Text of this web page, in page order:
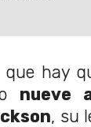
que hay
nueve
, su